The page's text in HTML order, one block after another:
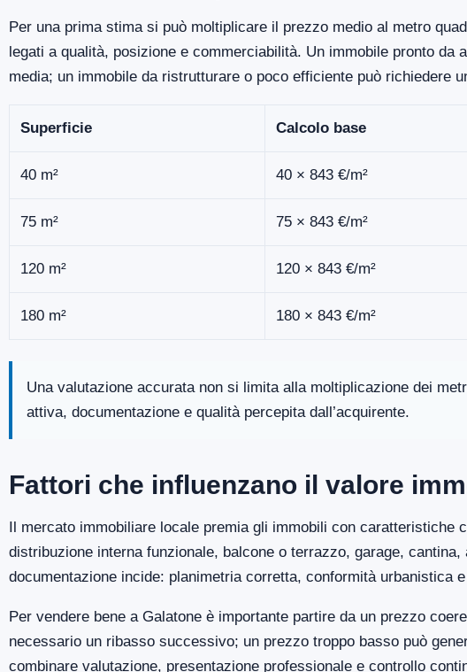
Per una prima stima si può moltiplicare il prezzo medio al metro
legati a qualità, posizione e commerciabilità. Un immobile pronto
media; un immobile da ristrutturare o poco efficiente può richiedere
Superficie Calcolo base
40 m² 40 × 843 €/m²
75 m² 75 × 843 €/m²
120 m² 120 × 843 €/m²
180 m² 180 × 843 €/m²
Una valutazione accurata non si limita alla moltiplicazione dei
attiva, documentazione e qualità percepita dall’acquirente.
Fattori che influenzano il valore
Il mercato immobiliare locale premia gli immobili con
distribuzione interna funzionale, balcone o terrazzo, garage,
documentazione incide: planimetria corretta, conformità urbanistica
Per vendere bene a Galatone è importante partire da un prezzo
necessario un ribasso successivo; un prezzo troppo basso può
combinare valutazione, presentazione professionale e controllo